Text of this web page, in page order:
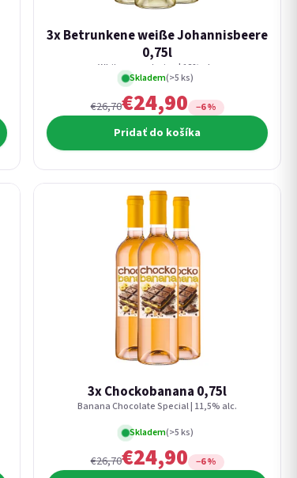
3x Betrunkene weiße Johannisbeere
0,75l
White currant wine | 12% alc.
Skladem(>5 ks)
€26,70€24,90 −6 %
Pridať do košíka
3x Chockobanana 0,75l
Banana Chocolate Special | 11,5% alc.
Skladem(>5 ks)
€26,70€24,90 −6 %